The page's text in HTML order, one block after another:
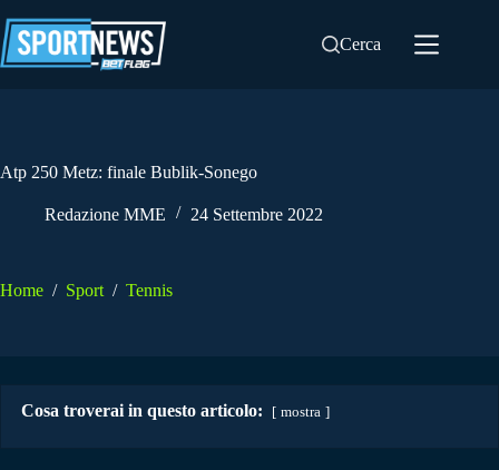
al
contenuto
Cerca
Atp 250 Metz: finale Bublik-Sonego
Redazione MME 24 Settembre 2022
Home / Sport / Tennis
Cosa troverai in questo articolo: mostra